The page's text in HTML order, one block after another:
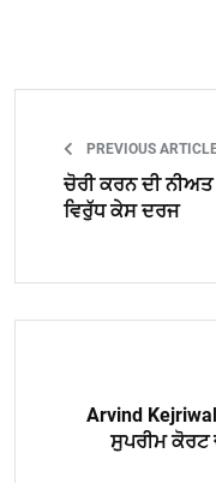
PREVIOUS
ਚੋਰੀ ਕਰਨ ਦੀ
ਵਿਰੁੱਧ ਕੇਸ ਦਰਜ
Arvind
ਸੁਪਰੀਮ ਕੋਰਟ